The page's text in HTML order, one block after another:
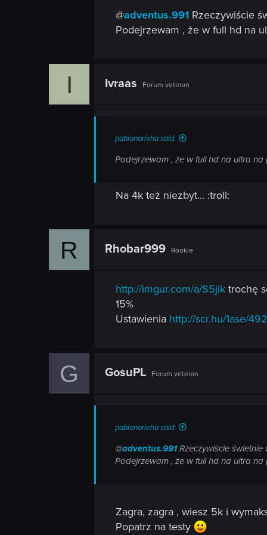
:
@adventus.991 Rzeczywiście
Podejrzewam , że w full hd na
I Ivraas Forum veteran
pablonorieha said:
Podejrzewam , że w full hd na ultra
Na 4k też niezbyt... :troll:
R Rhobar999 Rookie
http://imgur.com/a/S5jik trochę
15%
Ustawienia http://scr.hu/1ase/
G GosuPL Forum veteran
pablonorieha said:
@adventus.991Rzeczywiście
Podejrzewam , że w full hd na ultra
Zagra, zagra , wiesz 5k i
Popatrz na testy